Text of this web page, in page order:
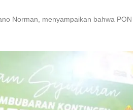
Norman, menyampaikan bahwa PON